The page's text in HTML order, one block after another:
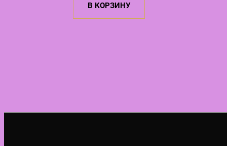
составляла
10,00 €.
В КОРЗИНУ